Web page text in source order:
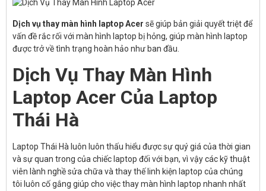
Dịch vụ thay màn hình laptop Acer sẽ giúp bản giải quyết triệt để
vấn đề rắc rối với màn hình laptop bị hỏng, giúp màn hình laptop
được trở về tình trạng hoàn hảo như ban đầu.
Dịch Vụ Thay Màn Hình
Laptop Acer Của Laptop
Thái Hà
Laptop Thái Hà luôn luôn thấu hiểu được sự quý giá của thời gian
và sự quan trong của chiếc laptop đối với bạn, vì vậy các kỹ thuật
viên lành nghề sửa chữa và thay thế linh kiện laptop của chúng
tôi luôn cố gắng giúp cho việc thay màn hình laptop nhanh nhất